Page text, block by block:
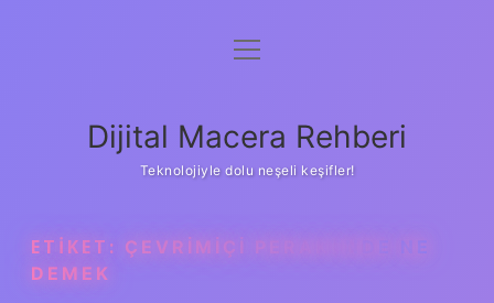
Anasayfa
Yasal Uyarı
menüyü
Dijital Macera Rehberi
Teknolojiyle dolu neşeli keşifler!
ETIKET: ÇEVRIMIÇI PERAKENDE NE
DEMEK